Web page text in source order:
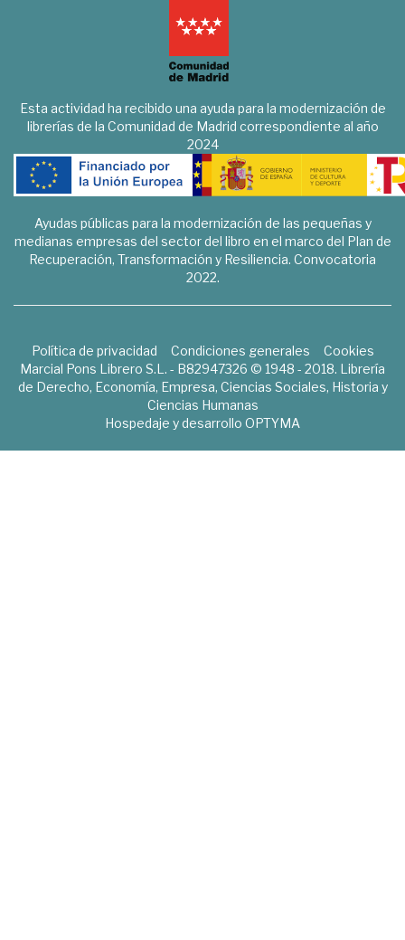
Esta actividad ha recibido una ayuda para la modernización de
librerías de la Comunidad de Madrid correspondiente al año
2024
Ayudas públicas para la modernización de las pequeñas y
medianas empresas del sector del libro en el marco del Plan de
Recuperación, Transformación y Resiliencia. Convocatoria
2022.
Política de privacidad Condiciones generales
Cookies
Marcial Pons Librero S.L. - B82947326 © 1948 - 2018. Librería
de Derecho, Economía, Empresa, Ciencias Sociales, Historia y
Ciencias Humanas
Hospedaje y desarrollo OPTYMA